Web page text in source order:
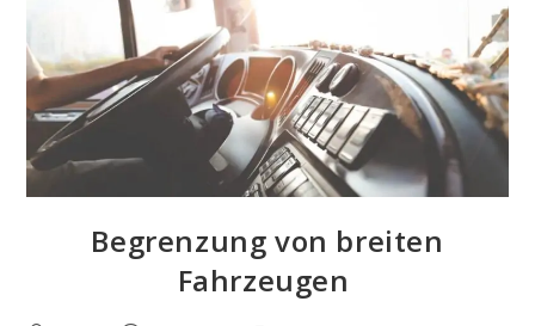
Begrenzung von breiten
Fahrzeugen